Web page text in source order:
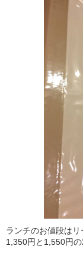
ランチのお値段はリ
1,350円と1,550円